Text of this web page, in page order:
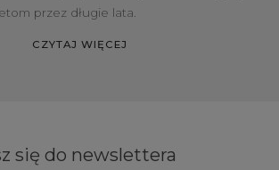
przez długie lata.
CZYTAJ WIĘCEJ
się do newslettera